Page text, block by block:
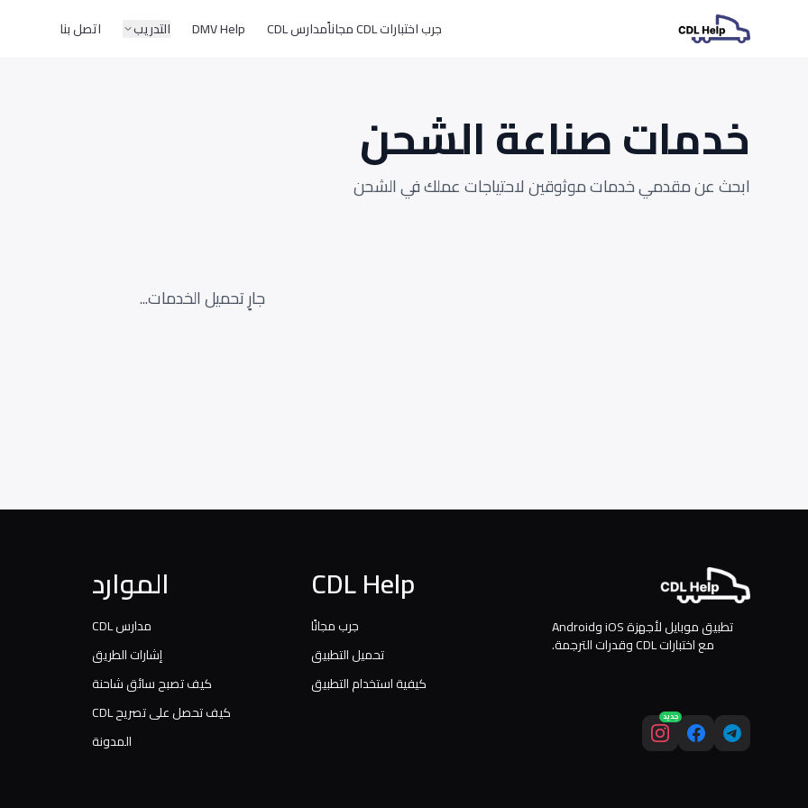
جرب اختبارات CDL مجاناً مدارس CDL DMV Help التدريب اتصل بنا
خدمات صناعة الشحن
ابحث عن مقدمي خدمات موثوقين لاحتياجات عملك في الشحن
جارٍ تحميل الخدمات...
تطبيق موبايل لأجهزة iOS وAndroid
مع اختبارات CDL وقدرات الترجمة.
جديد
CDL Help
جرب مجانًا
تحميل التطبيق
كيفية استخدام التطبيق
الموارد
مدارس CDL
إشارات الطريق
كيف تصبح سائق شاحنة
كيف تحصل على تصريح CDL
المدونة